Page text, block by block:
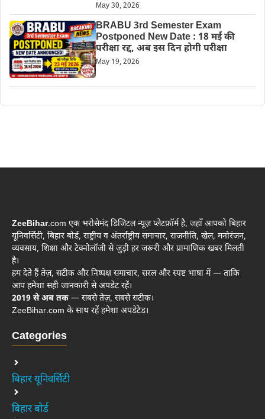
May 30, 2026
BRABU 3rd Semester Exam
Postponed New Date : 18 मई की
परीक्षा रद्द, अब इस दिन होगी परीक्षा
May 19, 2026
ZeeBihar.com एक भरोसेमंद डिजिटल न्यूज़ प्लेटफ़ॉर्म है, जहाँ आपको बिहार
यूनिवर्सिटी, बिहार बोर्ड, राष्ट्रीय व अंतर्राष्ट्रीय समाचार, राजनीति, खेल, मनोरंजन,
व्यवसाय, शिक्षा और टेक्नोलॉजी से जुड़ी हर जरूरी और प्रामाणिक खबर मिलती
है।
हम देते हैं तेज़, सटीक और निष्पक्ष समाचार, सरल और स्पष्ट भाषा में — ताकि
आप हमेशा सही जानकारी से अपडेट रहें।
2019 से अब तक — सबसे तेज़, सबसे सटीक।
ZeeBihar.com के साथ रहें हमेशा अपडेटेड।
Categories
बिहार यूनिवर्सिटी
बिहार बोर्ड